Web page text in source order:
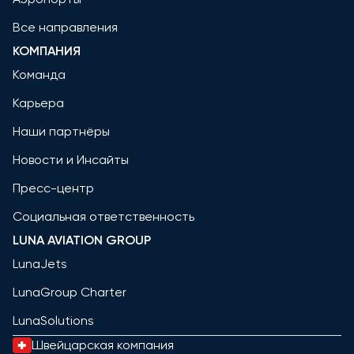
Все направления
КОМПАНИЯ
Команда
Карьера
Наши партнёры
Новости и Инсайты
Пресс-центр
Социальная ответственность
LUNA AVIATION GROUP
LunaJets
LunaGroup Charter
LunaSolutions
Швейцарская компания